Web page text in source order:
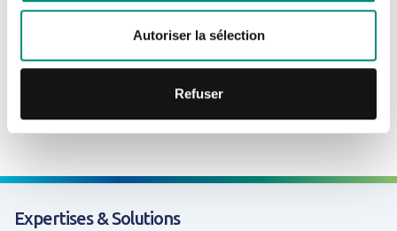
Autoriser la sélection
Refuser
Expertises & Solutions